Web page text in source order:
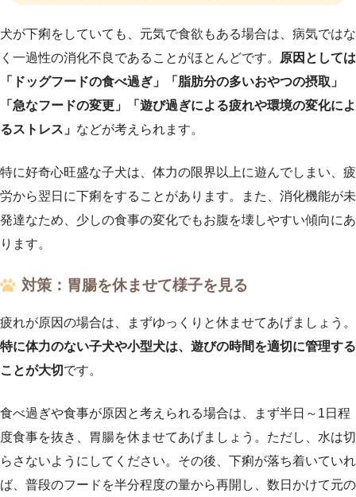
犬が下痢をしていても、元気で食欲もある場合は、病気ではな
く一過性の消化不良であることがほとんどです。
原因としては
「ドッグフードの食べ過ぎ」「脂肪分の多いおやつの摂取」
「急なフードの変更」「遊び過ぎによる疲れや環境の変化によ
るストレス」 などが考えられます。
特に好奇心旺盛な子犬は、体力の限界以上に遊んでしまい、疲
労から翌日に下痢をすることがあります。また、消化機能が未
発達なため、少しの食事の変化でもお腹を壊しやすい傾向にあ
ります。
対策：胃腸を休ませて様子を見る
疲れが原因の場合は、まずゆっくりと休ませてあげましょう。
特に体力のない子犬や小型犬は、遊びの時間を適切に管理する
ことが大切 です。
食べ過ぎや食事が原因と考えられる場合は、まず半日～1日程
度食事を抜き、胃腸を休ませてあげましょう。ただし、水は切
らさないようにしてください。その後、下痢が落ち着いていれ
ば、普段のフードを半分程度の量から再開し、数日かけて元の